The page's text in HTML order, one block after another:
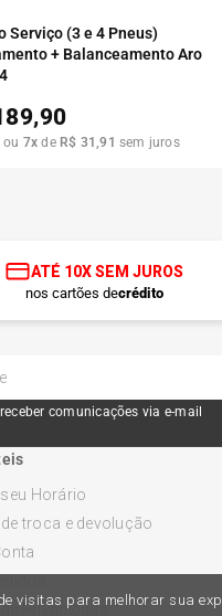
visitas para melhorar sua
Serviço (3 e 4 Pneus)
+ Balanceamento Aro
ou 7x de R$ 31 ,91 sem juros
ATÉ 10X SEM JUROS
nos cartões decrédito
comunicações via e-mail
Horário
troca e devolução
Privacidade